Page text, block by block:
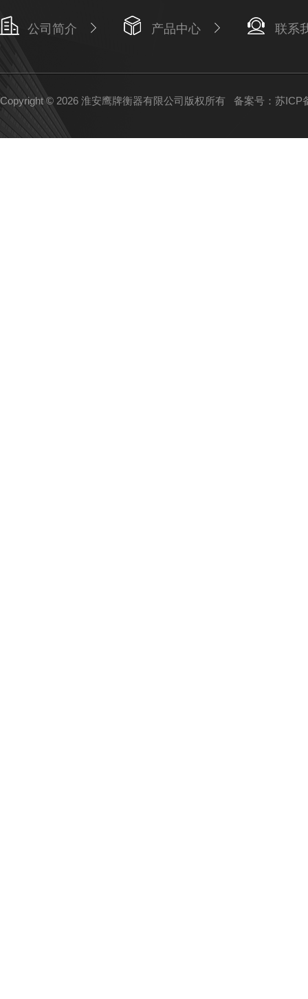
公司简介 产品中心 联系
Copyright © 2026 淮安鹰牌衡器有限公司版权所有 备案号：苏ICP